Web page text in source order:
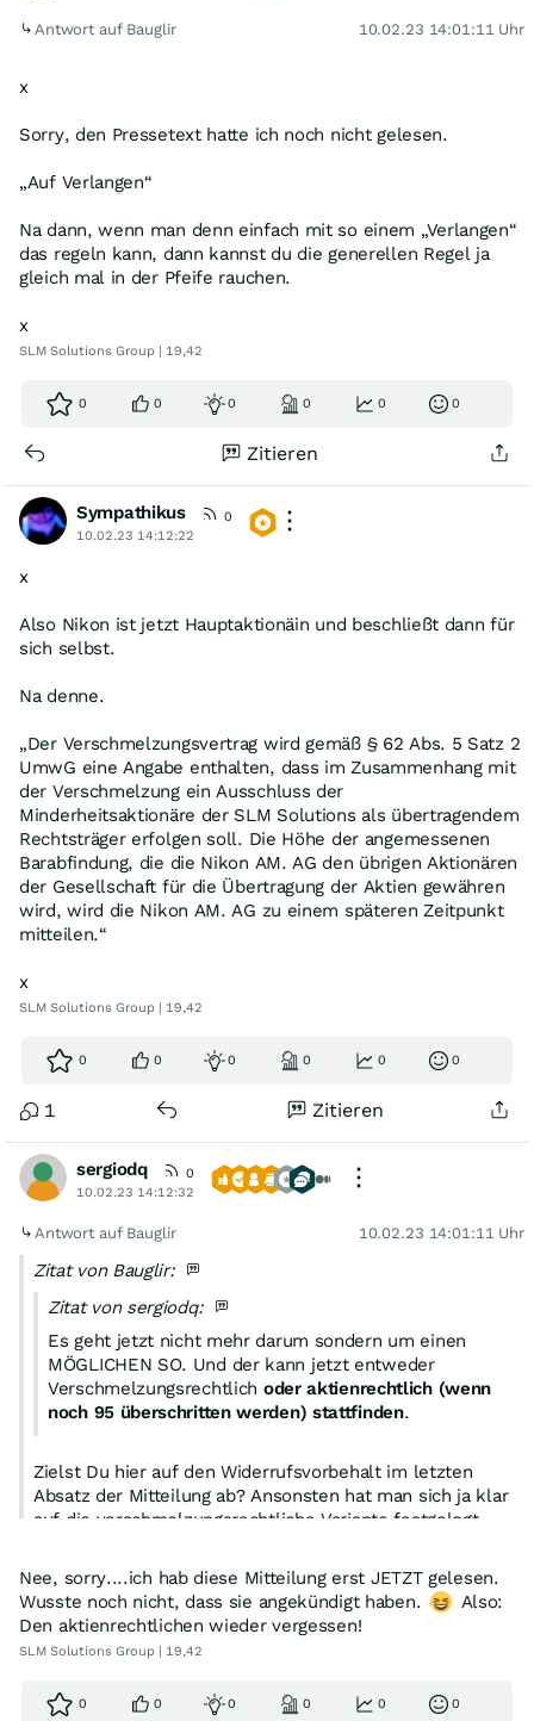
Antwort auf Bauglir 10.02.23 14:01:11 Uhr
x
Sorry, den Pressetext hatte ich noch nicht gelesen.
„Auf Verlangen“
Na dann, wenn man denn einfach mit so einem „Verlangen“
das regeln kann, dann kannst du die generellen Regel ja
gleich mal in der Pfeife rauchen.
x
SLM Solutions Group | 19,42
0 0 0 0 0 0
Zitieren
Sympathikus
0
10.02.23 14:12:22
x
Also Nikon ist jetzt Hauptaktionäin und beschließt dann für
sich selbst.
Na denne.
„Der Verschmelzungsvertrag wird gemäß § 62 Abs. 5 Satz 2
UmwG eine Angabe enthalten, dass im Zusammenhang mit
der Verschmelzung ein Ausschluss der
Minderheitsaktionäre der SLM Solutions als übertragendem
Rechtsträger erfolgen soll. Die Höhe der angemessenen
Barabfindung, die die Nikon AM. AG den übrigen Aktionären
der Gesellschaft für die Übertragung der Aktien gewähren
wird, wird die Nikon AM. AG zu einem späteren Zeitpunkt
mitteilen.“
x
SLM Solutions Group | 19,42
0 0 0 0 0 0
1 Zitieren
sergiodq
0
10.02.23 14:12:32
Antwort auf Bauglir 10.02.23 14:01:11 Uhr
Zitat von Bauglir:
Zitat von sergiodq:
Es geht jetzt nicht mehr darum sondern um einen
MÖGLICHEN SO. Und der kann jetzt entweder
Verschmelzungsrechtlich oder aktienrechtlich (wenn
noch 95 überschritten werden) stattfinden.
Zielst Du hier auf den Widerrufsvorbehalt im letzten
Absatz der Mitteilung ab? Ansonsten hat man sich ja klar
auf die verschmelzungsrechtliche Variante festgelegt.
https://www.pressetext.com/news/20230210021
Nee, sorry....ich hab diese Mitteilung erst JETZT gelesen.
Wusste noch nicht, dass sie angekündigt haben.
Also:
Den aktienrechtlichen wieder vergessen!
SLM Solutions Group | 19,42
0 0 0 0 0 0